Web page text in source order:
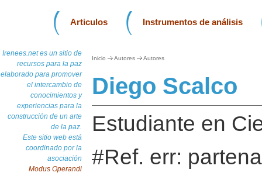
Articulos Instrumentos de análisis
Irenees.net es un sitio de
recursos para la paz
elaborado para promover
el intercambio de
conocimientos y
experiencias para la
construcción de un arte
de la paz.
Este sitio web está
coordinado por la
asociación
Modus Operandi
Inicio Autores Autores
Diego Scalco
Estudiante en
#Ref. err: